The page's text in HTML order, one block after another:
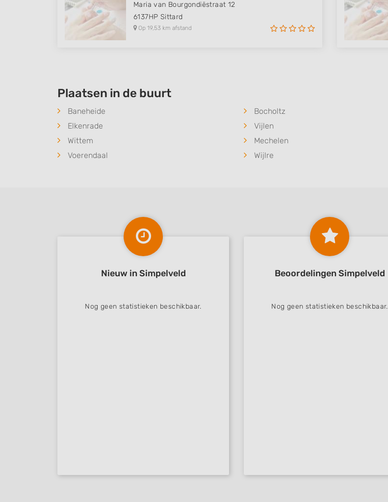
Maria van Bourgondiëstraat 12
6137HP Sittard
Op 19,53 km afstand
Plaatsen in de buurt
Baneheide Bocholtz
Elkenrade
Vijlen
Wittem
Mechelen
Voerendaal
Wijlre
Nieuw in Simpelveld
Nog geen statistieken beschikbaar.
Beoordelingen Simpelveld
Nog geen statistieken beschikbaar.
Use profiles to select personalised content
Measure advertising performance
Develop and improve services